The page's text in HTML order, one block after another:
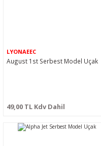
LYONAEEC
August 1st Serbest Model Uçak
49,00 TL Kdv Dahil